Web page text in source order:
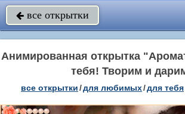
 все открытки
Анимированная открытка
тебя! Творим и
все открытки/для любимых/для тебя